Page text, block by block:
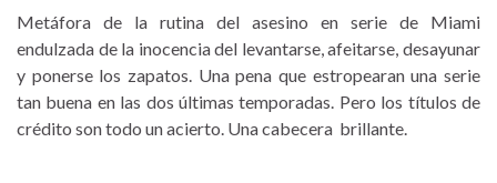
Metáfora de la rutina del asesino en serie de Miami
endulzada de la inocencia del levantarse, afeitarse, desayunar
y ponerse los zapatos. Una pena que estropearan una serie
tan buena en las dos últimas temporadas. Pero los títulos de
crédito son todo un acierto. Una cabecera brillante.